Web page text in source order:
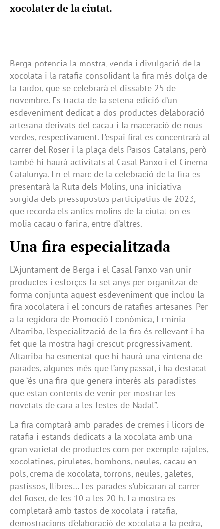
xocolater de la ciutat.
Berga potencia la mostra, venda i divulgació de la
xocolata i la ratafia consolidant la fira més dolça de
la tardor, que se celebrarà el dissabte 25 de
novembre. Es tracta de la setena edició d’un
esdeveniment dedicat a dos productes d’elaboració
artesana derivats del cacau i la maceració de nous
verdes, respectivament. L’espai firal es concentrarà al
carrer del Roser i la plaça dels Països Catalans, però
també hi haurà activitats al Casal Panxo i el Cinema
Catalunya. En el marc de la celebració de la fira es
presentarà la Ruta dels Molins, una iniciativa
sorgida dels pressupostos participatius de 2023,
que recorda els antics molins de la ciutat on es
molia cacau o farina, entre d’altres.
Una fira especialitzada
L’Ajuntament de Berga i el Casal Panxo van unir
productes i esforços fa set anys per organitzar de
forma conjunta aquest esdeveniment que inclou la
fira xocolatera i el concurs de ratafies artesanes. Per
a la regidora de Promoció Econòmica, Ermínia
Altarriba, l’especialització de la fira és rellevant i ha
fet que la mostra hagi crescut progressivament.
Altarriba ha esmentat que hi haurà una vintena de
parades, algunes més que l’any passat, i ha destacat
que “és una fira que genera interès als paradistes
que estan contents de venir per mostrar les
novetats de cara a les festes de Nadal”.
La fira comptarà amb parades de cremes i licors de
ratafia i estands dedicats a la xocolata amb una
gran varietat de productes com per exemple rajoles,
xocolatines, piruletes, bombons, neules, cacau en
pols, crema de xocolata, torrons, neules, galetes,
pastissos, llibres… Les parades s’ubicaran al carrer
del Roser, de les 10 a les 20 h. La mostra es
completarà amb tastos de xocolata i ratafia,
demostracions d’elaboració de xocolata a la pedra,